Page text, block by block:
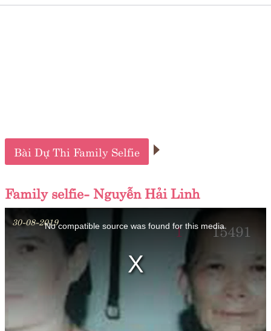
Bài Dự Thi Family Selfie
Family selfie- Nguyễn Hải Linh
30-08-2019 1 15491
This
No compatible source was found for this media.